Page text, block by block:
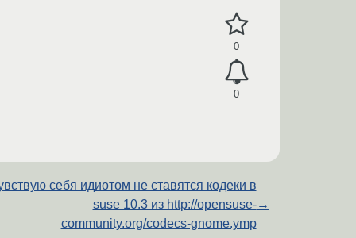
0
0
себя идиотом не ставятся кодеки в
suse 10.3 из http://opensuse-
community.org/codecs-gnome.ymp
→